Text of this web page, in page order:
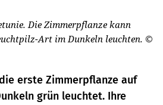
Die Zimmerpflanze kann
Art im Dunkeln leuchten. ©
erste Zimmerpflanze auf
grün leuchtet. Ihre